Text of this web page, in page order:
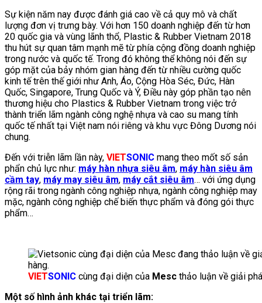
Sự kiện năm nay được đánh giá cao về cả quy mô và chất
lượng đơn vị trưng bày. Với hơn 150 doanh nghiệp đến từ hơn
20 quốc gia và vùng lãnh thổ, Plastic & Rubber Vietnam 2018
thu hút sự quan tâm mạnh mẽ từ phía cộng đồng doanh nghiệp
trong nước và quốc tế. Trong đó không thể không nói đến sự
góp mặt của bảy nhóm gian hàng đến từ nhiều cường quốc
kinh tế trên thế giới như Anh, Áo, Cộng Hòa Séc, Đức, Hàn
Quốc, Singapore, Trung Quốc và Ý, Điều này góp phần tạo nên
thương hiệu cho Plastics & Rubber Vietnam trong việc trở
thành triển lãm ngành công nghệ nhựa và cao su mang tính
quốc tế nhất tại Việt nam nói riêng và khu vực Đông Dương nói
chung.
Đến với triễn lãm lần này, VIETSONIC mang theo mốt số sản
phẩn chủ lực như: máy hàn nhựa siêu âm, máy hàn siêu âm
cầm tay, máy may siêu âm, máy cắt siêu âm… với ứng dụng
rộng rãi trong ngành công nghiệp nhựa, ngành công nghiệp may
mặc, ngành công nghiệp chế biến thực phẩm và đóng gói thực
phẩm…
VIETSONIC cùng đại diện của Mesc thảo luận về giải
Một số hình ảnh khác tại triển lãm: